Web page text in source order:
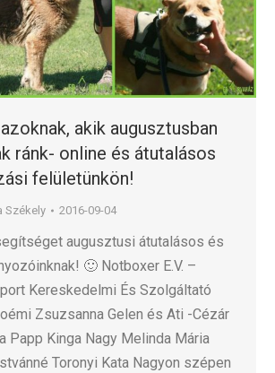
akik augusztusban
ránk- online és átutalásos
felületünkön!
Székely 2016-09-04
augusztusi átutalásos és
🙂 Notboxer E.V. –
Kereskedelmi És Szolgáltató
Zsuzsanna Gelen és Ati -Cézár
Papp Kinga Nagy Melinda Mária
Toronyi Kata Nagyon szépen